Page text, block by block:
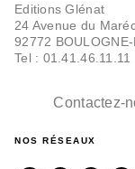
Editions Glénat
24 Avenue du
92772
Tel : 01.41.46.11.11
Contactez-
NOS RÉSEAUX